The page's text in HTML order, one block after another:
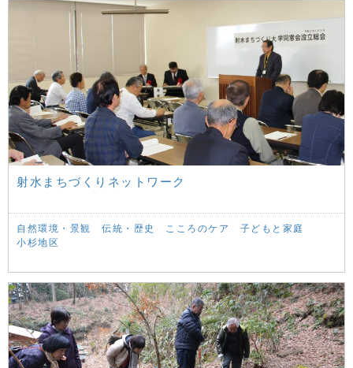
射水まちづくりネットワーク
自然環境・景観 伝統・歴史 こころのケア
子どもと家庭
小杉地区